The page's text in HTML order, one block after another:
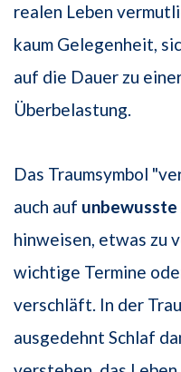
realen Leben
kaum Gelegenheit,
auf die Dauer zu
Überbelastung.
Das Traumsymbol
auch auf
hinweisen, etwas zu
wichtige Termine
verschläft. In der
ausgedehnt Schlaf